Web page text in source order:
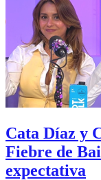
Cata Díaz y
Fiebre de
expectativa